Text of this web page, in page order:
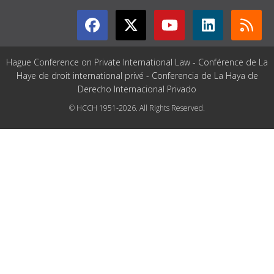
Hague Conference on Private International Law - Conférence de La
Haye de droit international privé - Conferencia de La Haya de
Derecho Internacional Privado
© HCCH 1951-2026. All Rights Reserved.